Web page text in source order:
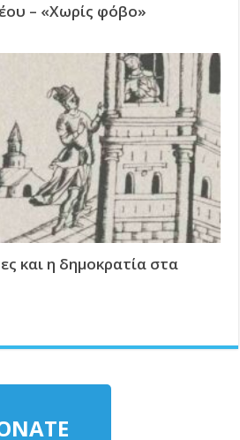
– «Χωρίς φόβο»
και η δημοκρατία στα